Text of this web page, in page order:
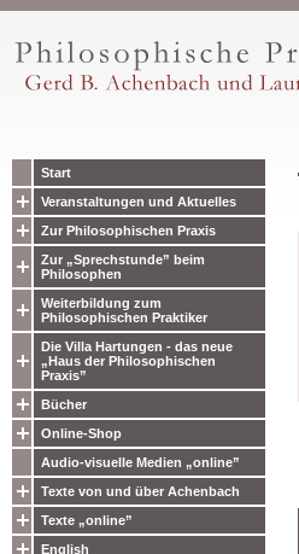
Start
Veranstaltungen und Aktuelles
Zur Philosophischen Praxis
Zur „Sprechstunde” beim
Philosophen
Weiterbildung zum
Philosophischen Praktiker
Die Villa Hartungen - das neue
„Haus der Philosophischen
Praxis”
Bücher
Online-Shop
Audio-visuelle Medien „online”
Texte von und über Achenbach
Texte „online”
English